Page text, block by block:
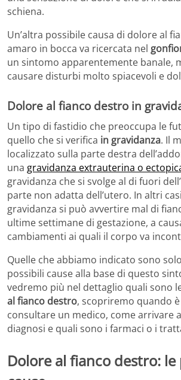
schiena.
Un’altra possibile causa di dolore al
amaro in bocca va ricercata nel
un sintomo apparentemente banale,
causare disturbi molto spiacevoli e
Dolore al fianco destro in
Un tipo di fastidio che preoccupa le
quello che si verifica in gravidanza. Il
localizzato sulla parte destra
una gravidanza extrauterina o
gravidanza che si svolge al di fuori
parte non adatta dell’utero. In altri
gravidanza si può avvertire mal di
ultime settimane di gestazione, a
cambiamenti ai quali il corpo va
Quelle che abbiamo indicato sono
possibili cause alla base di questo
vedremo più nel dettaglio quali sono
al fianco destro, scopriremo quando
consultare un medico, come arrivare
diagnosi e quali sono i farmaci o i
Dolore al fianco destro: le